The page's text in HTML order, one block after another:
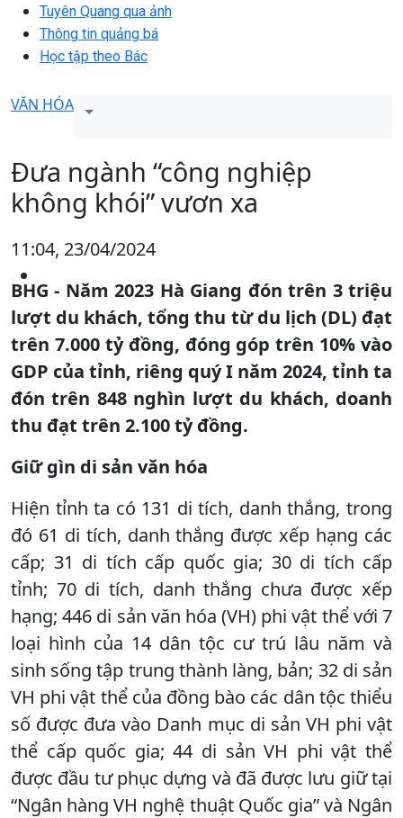
Tuyên Quang qua ảnh
Thông tin quảng bá
Học tập theo Bác
VĂN HÓA
Đưa ngành “công nghiệp
không khói” vươn xa
11:04, 23/04/2024
BHG - Năm 2023 Hà Giang đón trên 3 triệu
lượt du khách, tổng thu từ du lịch (DL) đạt
trên 7.000 tỷ đồng, đóng góp trên 10% vào
GDP của tỉnh, riêng quý I năm 2024, tỉnh ta
đón trên 848 nghìn lượt du khách, doanh
thu đạt trên 2.100 tỷ đồng.
Giữ gìn di sản văn hóa
Hiện tỉnh ta có 131 di tích, danh thắng, trong
đó 61 di tích, danh thắng được xếp hạng các
cấp; 31 di tích cấp quốc gia; 30 di tích cấp
tỉnh; 70 di tích, danh thắng chưa được xếp
hạng; 446 di sản văn hóa (VH) phi vật thể với 7
loại hình của 14 dân tộc cư trú lâu năm và
sinh sống tập trung thành làng, bản; 32 di sản
VH phi vật thể của đồng bào các dân tộc thiểu
số được đưa vào Danh mục di sản VH phi vật
thể cấp quốc gia; 44 di sản VH phi vật thể
được đầu tư phục dựng và đã được lưu giữ tại
“Ngân hàng VH nghệ thuật Quốc gia” và Ngân